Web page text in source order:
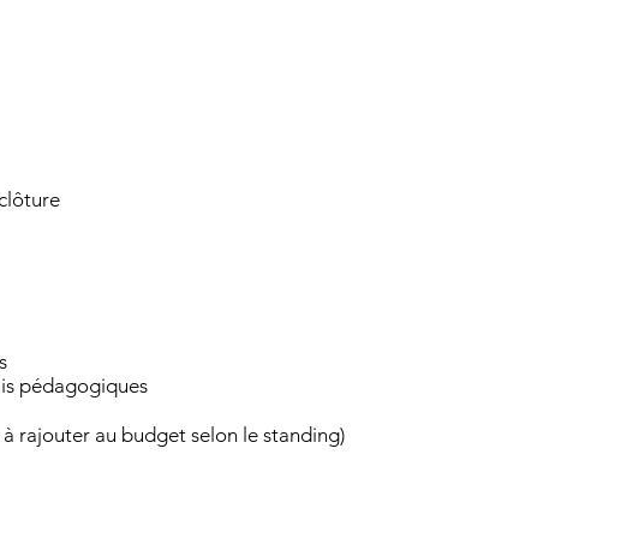
pédagogiques
rajouter au budget selon le standing)